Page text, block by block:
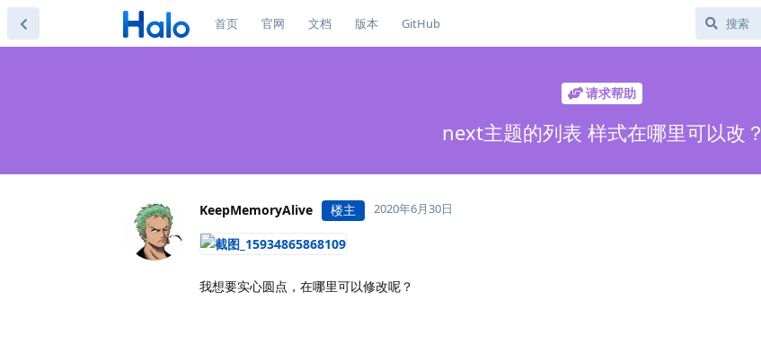
首页 官网 文档 版本 GitHub
请求帮助
next主题的列表 样式在哪里可以改？
KeepMemoryAlive 楼主 2020年6月30日
我想要实心圆点，在哪里可以修改呢？